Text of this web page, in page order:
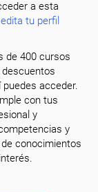
a esta
edita tu perfil
de 400 cursos
puedes acceder.
con tus
y
y
conocimientos